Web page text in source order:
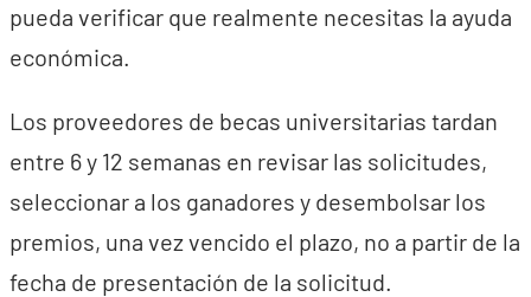
pueda verificar que realmente necesitas la ayuda
económica.
Los proveedores de becas universitarias tardan
entre 6 y 12 semanas en revisar las solicitudes,
seleccionar a los ganadores y desembolsar los
premios, una vez vencido el plazo, no a partir de la
fecha de presentación de la solicitud.